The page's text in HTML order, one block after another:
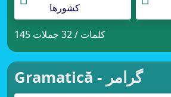
کشورها
145 کلمات / 32 جملات
Gramatică - گرامر